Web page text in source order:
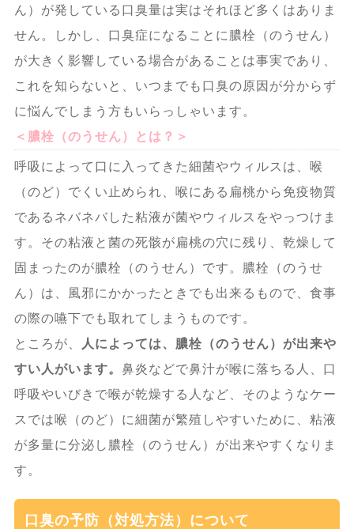
ん）が発している口臭量は実はそれほど多くはありま
せん。しかし、口臭症になることに膿栓（のうせん）
が大きく影響している場合があることは事実であり、
これを知らないと、いつまでも口臭の原因が分からず
に悩んでしまう方もいらっしゃいます。
＜膿栓（のうせん）とは？＞
呼吸によって口に入ってきた細菌やウィルスは、喉
（のど）でくい止められ、喉にある扁桃から免疫物質
であるネバネバした粘液が菌やウィルスをやっつけま
す。その粘液と菌の死骸が扁桃の穴に残り、乾燥して
固まったのが膿栓（のうせん）です。膿栓（のうせ
ん）は、風邪にかかったときでも出来るもので、食事
の際の嚥下でも取れてしまうものです。
ところが、
人によっては、膿栓（のうせん）が出来や
すい人がいます。 鼻炎などで鼻汁が喉に落ちる人、口
呼吸やいびきで喉が乾燥する人など、そのようなケー
スでは喉（のど）に細菌が繁殖しやすいために、粘液
が多量に分泌し膿栓（のうせん）が出来やすくなりま
す。
口臭の予防（対処方法）について